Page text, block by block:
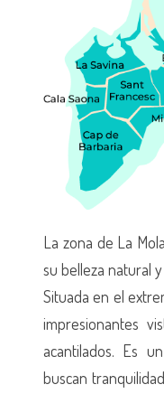
La zona de La
su belleza natural
Situada en el
impresionantes
acantilados. Es
buscan